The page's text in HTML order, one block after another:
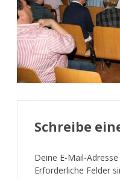
Schreibe
Deine E-Mail-
Erforderliche Felder